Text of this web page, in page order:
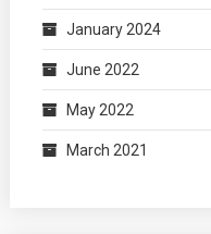
January 2024
June 2022
May 2022
March 2021